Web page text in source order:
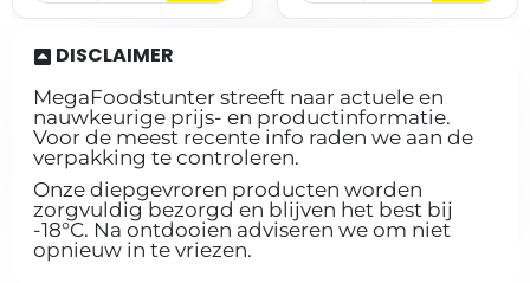
DISCLAIMER
MegaFoodstunter streeft naar actuele en
nauwkeurige prijs- en productinformatie.
Voor de meest recente info raden we aan de
verpakking te controleren.
Onze diepgevroren producten worden
zorgvuldig bezorgd en blijven het best bij
-18°C. Na ontdooien adviseren we om niet
opnieuw in te vriezen.